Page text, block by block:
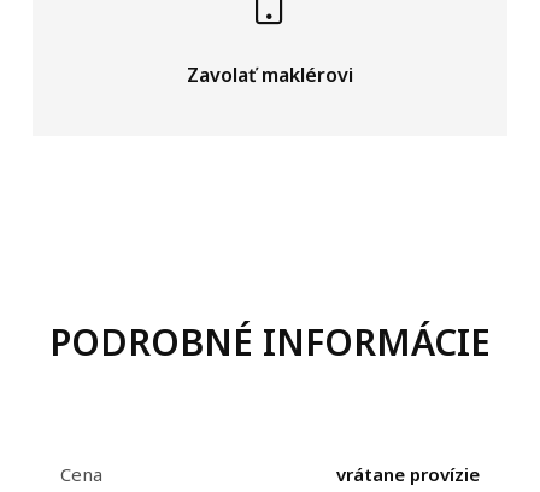
Zavolať maklérovi
PODROBNÉ INFORMÁCIE
Cena vrátane provízie